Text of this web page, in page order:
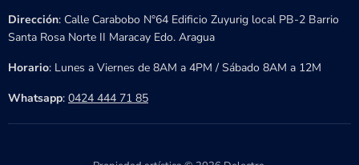
Dirección: Calle Carabobo N°64 Edificio Zuyurig local PB-2 Barrio
Santa Rosa Norte II Maracay Edo. Aragua
Horario: Lunes a Viernes de 8AM a 4PM / Sábado 8AM a 12M
Whatsapp: 0424 444 71 85